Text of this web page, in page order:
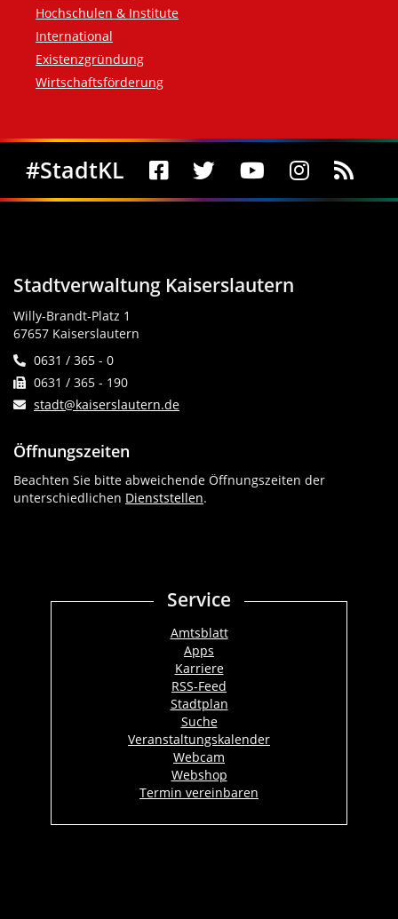
Hochschulen & Institute
International
Existenzgründung
Wirtschaftsförderung
Social Media
#StadtKL
Stadtverwaltung Kaiserslautern
Willy-Brandt-Platz 1
67657 Kaiserslautern
0631 / 365 - 0
0631 / 365 - 190
stadt@kaiserslautern.de
Öffnungszeiten
Beachten Sie bitte abweichende Öffnungszeiten der
unterschiedlichen Dienststellen.
Service
Amtsblatt
Apps
Karriere
RSS-Feed
Stadtplan
Suche
Veranstaltungskalender
Webcam
Webshop
Termin vereinbaren